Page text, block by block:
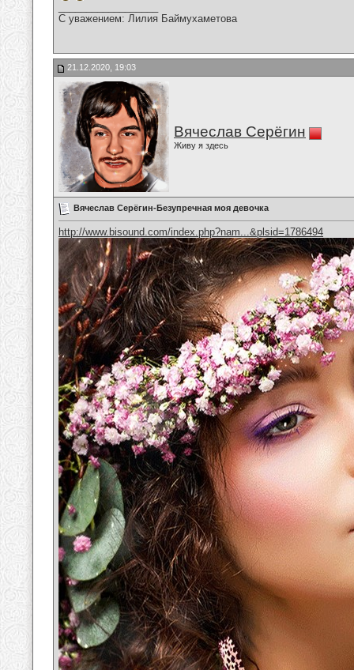
С уважением: Лилия Баймухаметова
21.12.2020, 19:03
Вячеслав Серёгин
Живу я здесь
Вячеслав Серёгин-Безупречная моя девочка
http://www.bisound.com/index.php?nam...&plsid=1786494